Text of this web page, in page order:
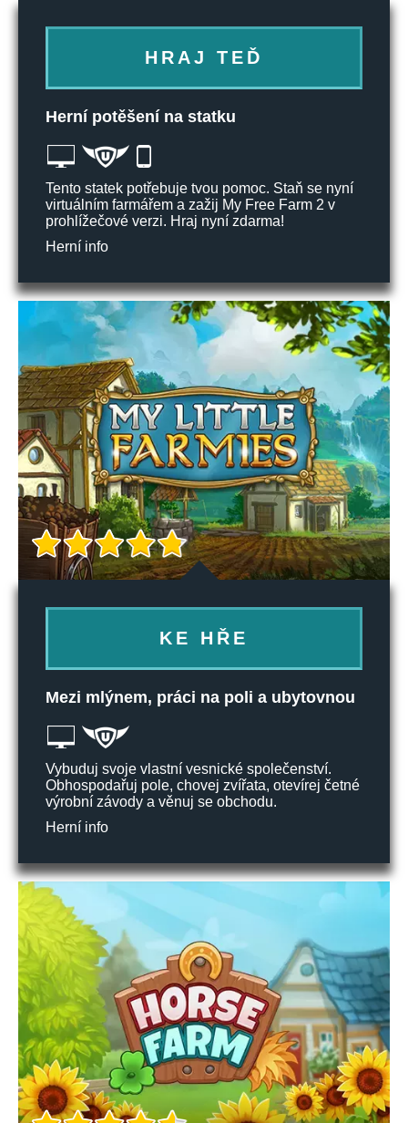
HRAJ TEĎ
Herní potěšení na statku
Tento statek potřebuje tvou pomoc. Staň se nyní
virtuálním farmářem a zažij My Free Farm 2 v
prohlížečové verzi. Hraj nyní zdarma!
Herní info
KE HŘE
Mezi mlýnem, práci na poli a ubytovnou
Vybuduj svoje vlastní vesnické společenství.
Obhospodařuj pole, chovej zvířata, otevírej četné
výrobní závody a věnuj se obchodu.
Herní info